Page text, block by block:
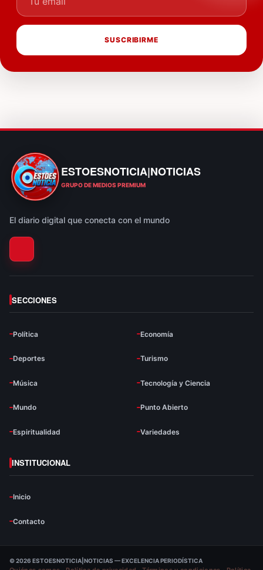
SUSCRIBIRME
ESTOESNOTICIA|NOTICIAS
ESTOESNOTICIA|NOTICIAS
GRUPO DE MEDIOS PREMIUM
El diario digital que conecta con el mundo
SECCIONES
Política Economía
Deportes Turismo
Música Tecnología y Ciencia
Mundo Punto Abierto
Espiritualidad Variedades
INSTITUCIONAL
Inicio
Contacto
© 2026 ESTOESNOTICIA|NOTICIAS — EXCELENCIA PERIODÍSTICA